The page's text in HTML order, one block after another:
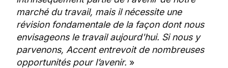
marché du travail, mais il nécessite une
révision fondamentale de la façon dont nous
envisageons le travail aujourd'hui. Si nous y
parvenons, Accent entrevoit de nombreuses
opportunités pour l’avenir. »